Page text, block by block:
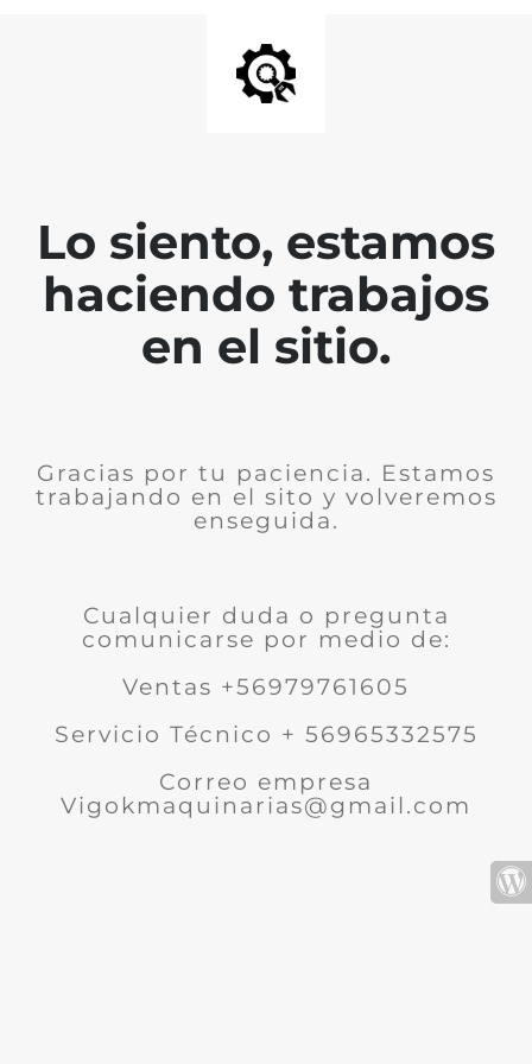
Lo siento, estamos
haciendo trabajos
en el sitio.
Gracias por tu paciencia. Estamos
trabajando en el sito y volveremos
enseguida.
Cualquier duda o pregunta
comunicarse por medio de:
Ventas +56979761605
Servicio Técnico + 56965332575
Correo empresa
Vigokmaquinarias@gmail.com